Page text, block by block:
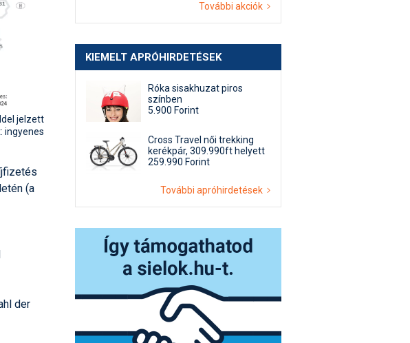
jelzett
ingyenes
(a
der
További akciók
KIEMELT APRÓHIRDETÉSEK
Róka sisakhuzat piros
színben
5.900 Forint
Cross Travel női trekking
kerékpár, 309.990ft helyett
259.990 Forint
További apróhirdetések